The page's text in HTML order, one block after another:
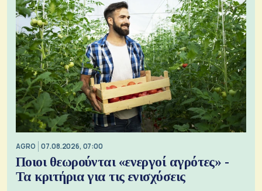
AGRO 07.08.2026, 07:00
Ποιοι θεωρούνται «ενεργοί αγρότες» -
Τα κριτήρια για τις ενισχύσεις